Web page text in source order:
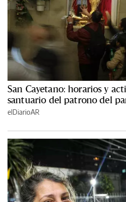
San Cayetano: horarios y
santuario del patrono del
elDiarioAR